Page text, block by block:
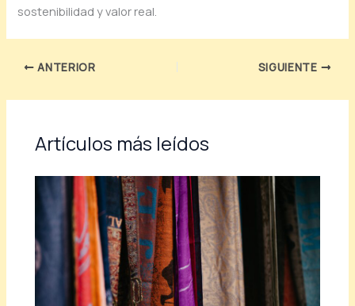
sostenibilidad y valor real.
ANTERIOR SIGUIENTE
Artículos más leídos